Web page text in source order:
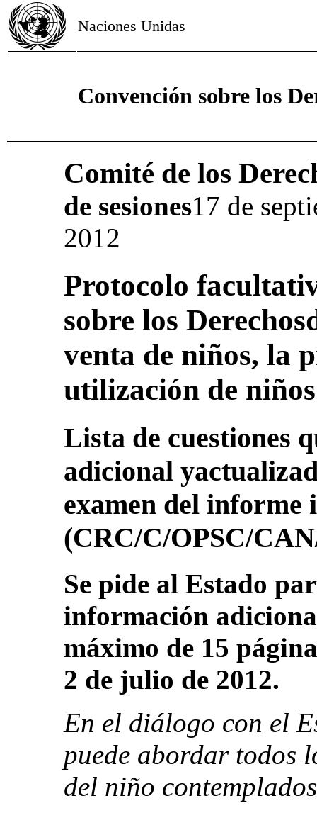
Naciones Unidas
Convención sobre los
Comité de los
de sesiones17 de
2012
Protocolo
sobre los
venta de niños, la
utilización de
Lista de cuestiones
adicional
examen del informe
(CRC/C/OPSC/
Se pide al Estado
información
máximo de 15
2 de julio de 2012.
En el diálogo con el
puede abordar todos
del niño